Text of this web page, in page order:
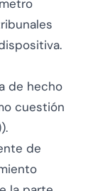
de hecho
cuestión
de